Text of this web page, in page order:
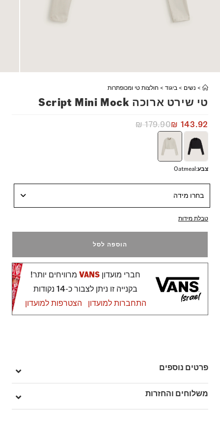
> נשים > ביגוד > חולצות טי ומכופתרות
טי שירט ארוכה Script Mini Mock
₪179.90₪ 143.92
צבע:
Oatmeal
בחרו מידה
טבלת מידות
הוספה לסל
חברי מועדון VANSמרוויחים יותר!
בקנייה זו ניתן לצבור כ-14 נקודות
התחברות למועדון
הצטרפות למועדון
פרטים נוספים
מק"ט: V00R742N1
משלוחים והחזרות